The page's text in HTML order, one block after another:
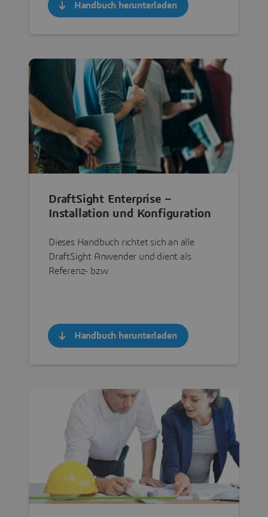
Handbuch herunterladen
DraftSight Enterprise –
Installation und Konfiguration
Dieses Handbuch richtet sich an alle
DraftSight Anwender und dient als
Referenz- bzw.
Handbuch herunterladen